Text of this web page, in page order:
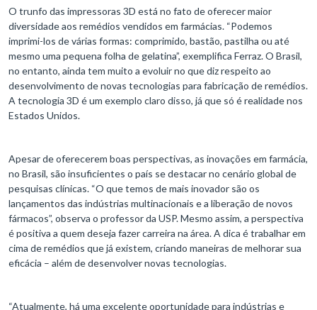
O trunfo das impressoras 3D está no fato de oferecer maior
diversidade aos remédios vendidos em farmácias. “Podemos
imprimi-los de várias formas: comprimido, bastão, pastilha ou até
mesmo uma pequena folha de gelatina”, exemplifica Ferraz. O Brasil,
no entanto, ainda tem muito a evoluir no que diz respeito ao
desenvolvimento de novas tecnologias para fabricação de remédios.
A tecnologia 3D é um exemplo claro disso, já que só é realidade nos
Estados Unidos.
Apesar de oferecerem boas perspectivas, as inovações em farmácia,
no Brasil, são insuficientes o país se destacar no cenário global de
pesquisas clínicas. “O que temos de mais inovador são os
lançamentos das indústrias multinacionais e a liberação de novos
fármacos”, observa o professor da USP. Mesmo assim, a perspectiva
é positiva a quem deseja fazer carreira na área. A dica é trabalhar em
cima de remédios que já existem, criando maneiras de melhorar sua
eficácia – além de desenvolver novas tecnologias.
“Atualmente, há uma excelente oportunidade para indústrias e